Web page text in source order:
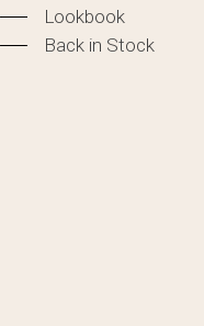
Lookbook
Back in Stock